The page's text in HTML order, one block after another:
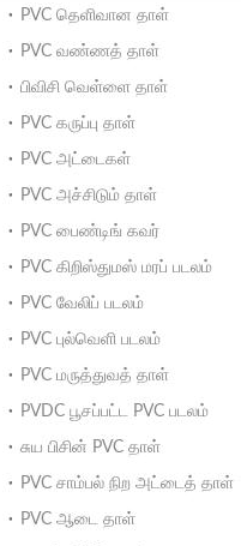
PVC தெளிவான தாள்
PVC வண்ணத் தாள்
பிவிசி வெள்ளை தாள்
PVC கருப்பு தாள்
PVC அட்டைகள்
PVC அச்சிடும் தாள்
PVC பைண்டிங் கவர்
PVC கிறிஸ்துமஸ் மரப் படலம்
PVC வேலிப் படலம்
PVC புல்வெளி படலம்
PVC மருத்துவத் தாள்
PVDC பூசப்பட்ட PVC படலம்
சுய பிசின் PVC தாள்
PVC சாம்பல் நிற அட்டைத் தாள்
PVC ஆடை தாள்